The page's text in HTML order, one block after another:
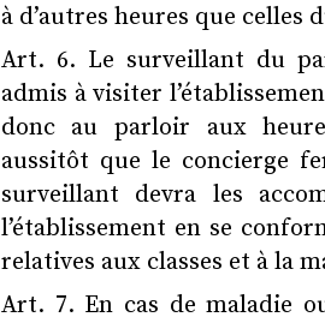
à d’autres heures que celles
Art. 6. Le surveillant du
admis à visiter
donc au parloir aux
aussitôt que le concierge
surveillant devra les
l’établissement en se
relatives aux classes et à la
Art. 7. En cas de maladie